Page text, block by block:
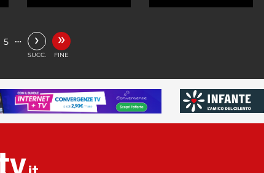
5 … ›
SUCC.
»
FINE